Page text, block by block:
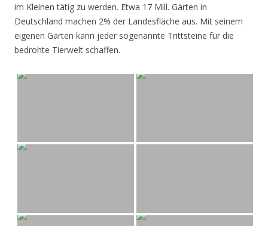
im Kleinen tätig zu werden. Etwa 17 Mill. Gärten in
Deutschland machen 2% der Landesfläche aus. Mit seinem
eigenen Garten kann jeder sogenannte Trittsteine für die
bedrohte Tierwelt schaffen.